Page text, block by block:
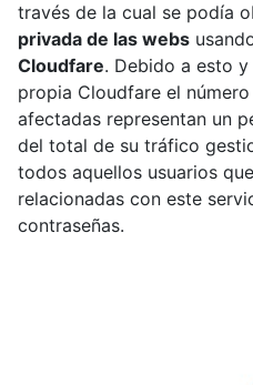
través de la cual se podía
privada de las webs
Cloudfare. Debido a esto
propia Cloudfare el
afectadas representan un
del total de su tráfico
todos aquellos usuarios
relacionadas con este
contraseñas.